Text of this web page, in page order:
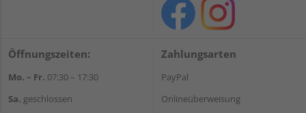
Öffnungszeiten:
Mo. – Fr. 07:30 – 17:30
Sa. geschlossen
Zahlungsarten
PayPal
Onlineüberweisung